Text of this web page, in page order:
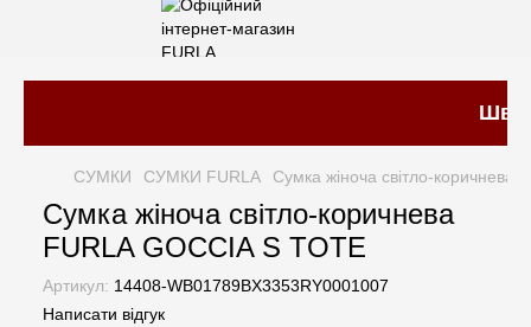
СУМКИ СУМКИ FURLA Сумка жіноча світло-коричнева
Сумка жіноча світло-коричнева
FURLA GOCCIA S TOTE
Артикул: 14408-WB01789BX3353RY0001007
Написати відгук